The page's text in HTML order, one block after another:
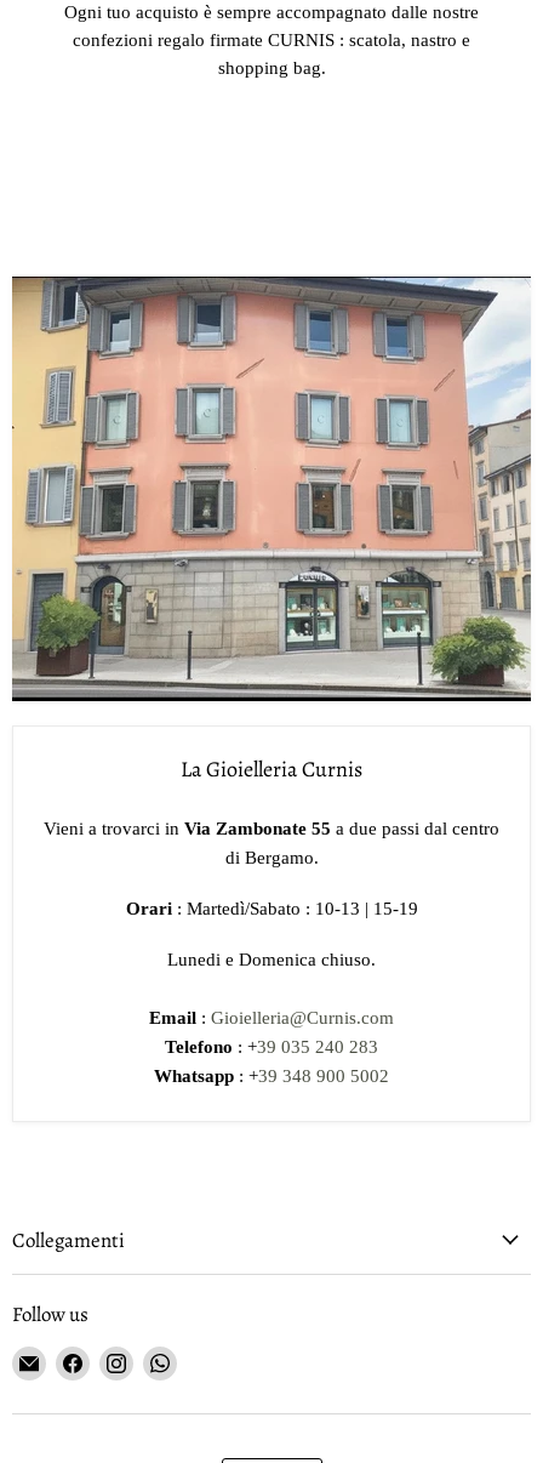
Ogni tuo acquisto è sempre accompagnato dalle nostre
confezioni regalo firmate CURNIS : scatola, nastro e
shopping bag.
La Gioielleria Curnis
Vieni a trovarci in Via Zambonate 55 a due passi dal centro
di Bergamo.
Orari : Martedì/Sabato : 10-13 | 15-19
Lunedi e Domenica chiuso.
Email : Gioielleria@Curnis.com
Telefono : +39 035 240 283
Whatsapp : +39 348 900 5002
Collegamenti
Follow us
Email
Gioielleria
Curnis
Find
on
Find
on
Find
on